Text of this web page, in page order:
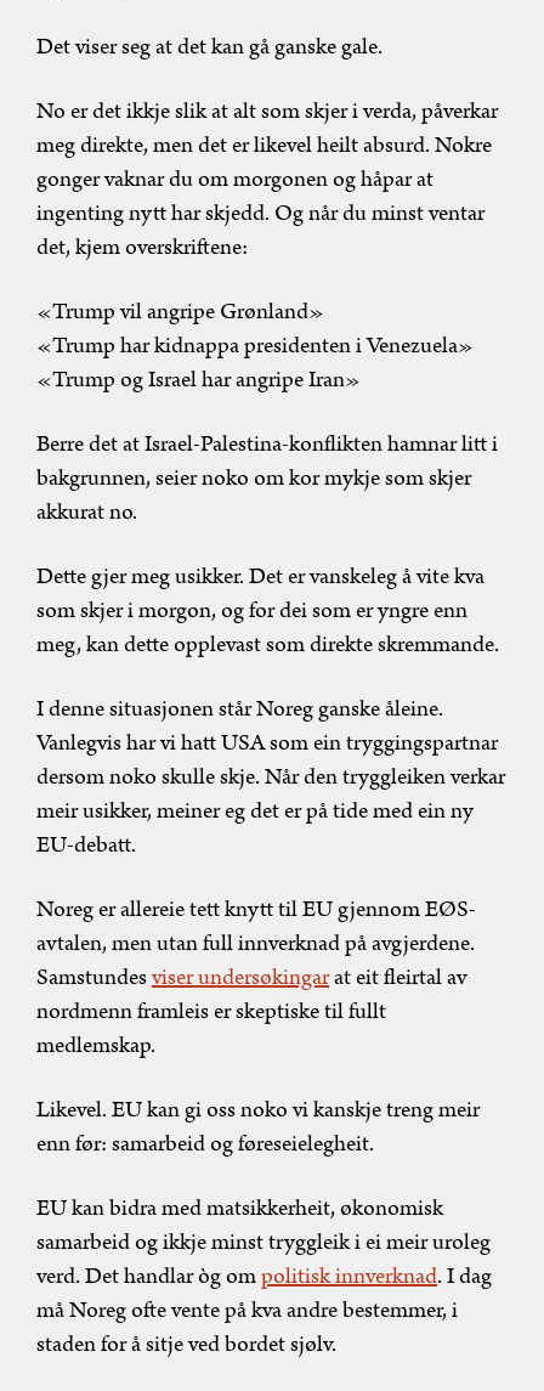
Det viser seg at det kan gå ganske gale.
No er det ikkje slik at alt som skjer i verda, påverkar
meg direkte, men det er likevel heilt absurd. Nokre
gonger vaknar du om morgonen og håpar at
ingenting nytt har skjedd. Og når du minst ventar
det, kjem overskriftene:
«Trump vil angripe Grønland»
«Trump har kidnappa presidenten i Venezuela»
«Trump og Israel har angripe Iran»
Berre det at Israel-Palestina-konflikten hamnar litt i
bakgrunnen, seier noko om kor mykje som skjer
akkurat no.
Dette gjer meg usikker. Det er vanskeleg å vite kva
som skjer i morgon, og for dei som er yngre enn
meg, kan dette opplevast som direkte skremmande.
I denne situasjonen står Noreg ganske åleine.
Vanlegvis har vi hatt USA som ein tryggingspartnar
dersom noko skulle skje. Når den tryggleiken verkar
meir usikker, meiner eg det er på tide med ein ny
EU-debatt.
Noreg er allereie tett knytt til EU gjennom EØS-
avtalen, men utan full innverknad på avgjerdene.
Samstundesviser undersøkingarat eit fleirtal av
nordmenn framleis er skeptiske til fullt
medlemskap.
Likevel. EU kan gi oss noko vi kanskje treng meir
enn før: samarbeid og føreseielegheit.
EU kan bidra med matsikkerheit, økonomisk
samarbeid og ikkje minst tryggleik i ei meir uroleg
verd. Det handlar òg ompolitisk innverknad. I dag
må Noreg ofte vente på kva andre bestemmer, i
staden for å sitje ved bordet sjølv.